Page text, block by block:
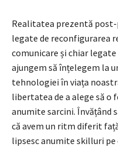
Realitatea prezentă post-
legate de reconfigurarea
comunicare și chiar
ajungem să înțelegem la
tehnologiei în viața
libertatea de a alege să o
anumite sarcini.
că avem un ritm diferit
lipsesc anumite skilluri pe